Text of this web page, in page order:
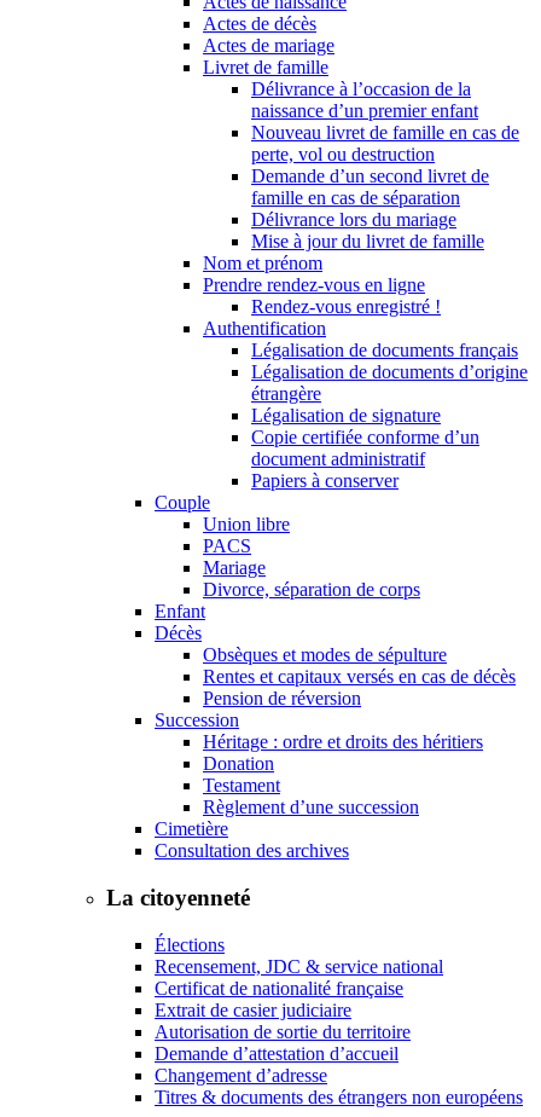
Actes de décès
Actes de mariage
Livret de famille
Délivrance à l’occasion de la
naissance d’un premier enfant
Nouveau livret de famille en cas de
perte, vol ou destruction
Demande d’un second livret de
famille en cas de séparation
Délivrance lors du mariage
Mise à jour du livret de famille
Nom et prénom
Prendre rendez-vous en ligne
Rendez-vous enregistré !
Authentification
Légalisation de documents français
Légalisation de documents d’origine
étrangère
Légalisation de signature
Copie certifiée conforme d’un
document administratif
Papiers à conserver
Couple
Union libre
PACS
Mariage
Divorce, séparation de corps
Enfant
Décès
Obsèques et modes de sépulture
Rentes et capitaux versés en cas de décès
Pension de réversion
Succession
Héritage : ordre et droits des héritiers
Donation
Testament
Règlement d’une succession
Cimetière
Consultation des archives
La citoyenneté
Élections
Recensement, JDC & service national
Certificat de nationalité française
Extrait de casier judiciaire
Autorisation de sortie du territoire
Demande d’attestation d’accueil
Changement d’adresse
Titres & documents des étrangers non européens